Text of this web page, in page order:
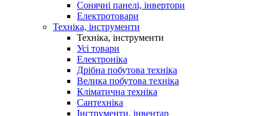
Сонячні панелі, інвертори
Електротовари
Техніка, інструменти
Техніка, інструменти
Усі товари
Електроніка
Дрібна побутова техніка
Велика побутова техніка
Кліматична техніка
Сантехніка
Інструменти, інвентар